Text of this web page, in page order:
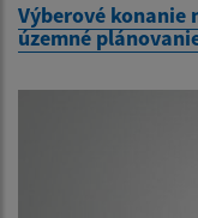
Výberové konanie
územné